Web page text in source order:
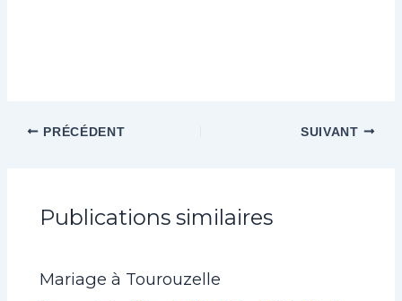
PRÉCÉDENT SUIVANT
Publications similaires
Mariage à Tourouzelle